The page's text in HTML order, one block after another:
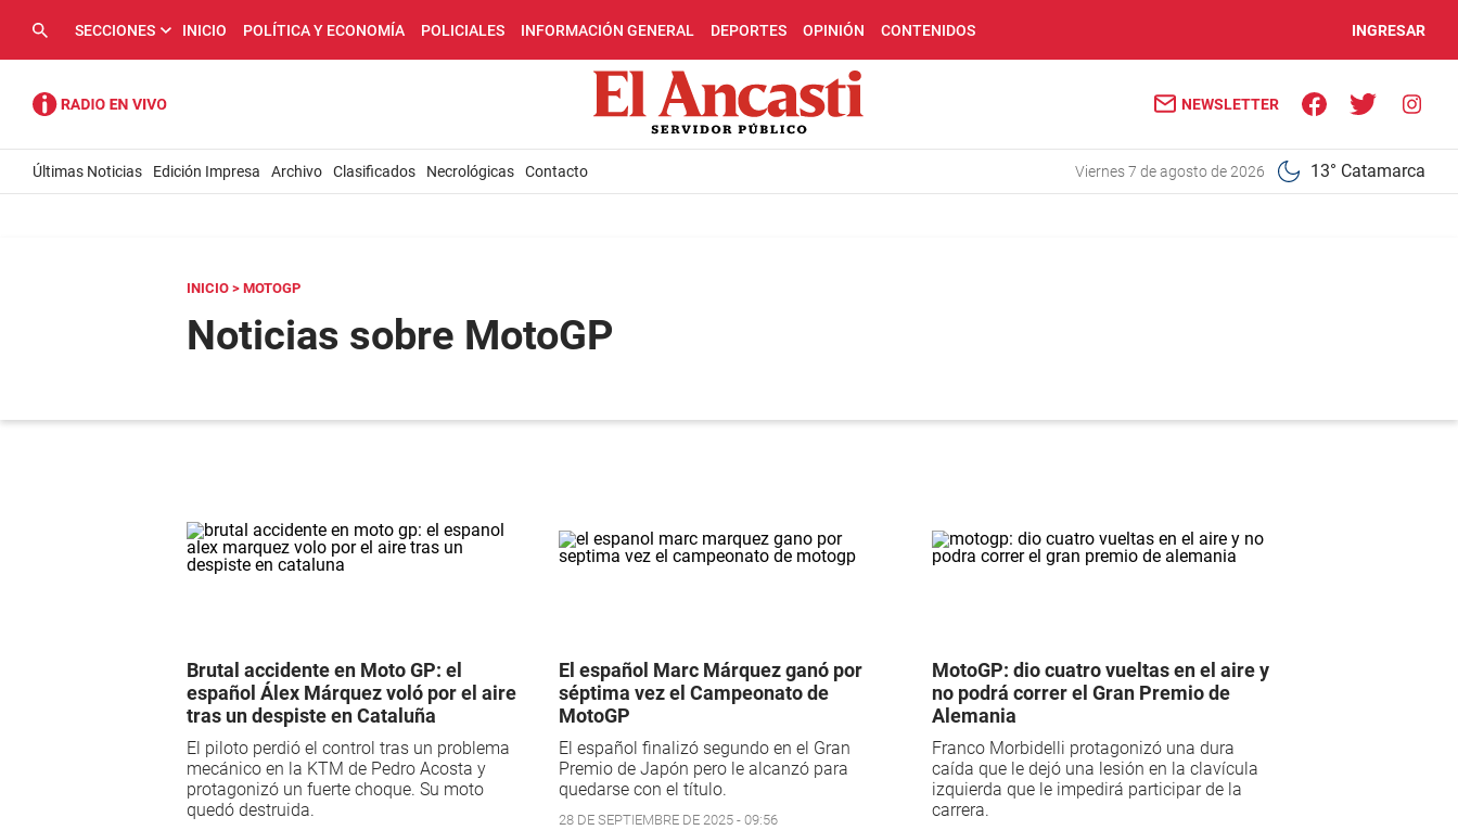
SECCIONES INICIO POLÍTICA Y ECONOMÍA POLICIALES INFORMACIÓN GENERAL DEPORTES OPINIÓN CONTENIDOS INGRESAR
NEWSLETTER
Últimas Noticias Edición Impresa Archivo Clasificados Necrológicas Contacto viernes 7 de agosto de 2026 13° Catamarca
INICIO > MOTOGP
Noticias sobre MotoGP
Brutal accidente en Moto GP: el
español Álex Márquez voló por el aire
tras un despiste en Cataluña
El piloto perdió el control tras un problema
mecánico en la KTM de Pedro Acosta y
protagonizó un fuerte choque. Su moto
quedó destruida.
El español Marc Márquez ganó por
séptima vez el Campeonato de
MotoGP
El español finalizó segundo en el Gran
Premio de Japón pero le alcanzó para
quedarse con el título.
28 DE SEPTIEMBRE DE 2025 - 09:56
MotoGP: dio cuatro vueltas en el aire y
no podrá correr el Gran Premio de
Alemania
Franco Morbidelli protagonizó una dura
caída que le dejó una lesión en la clavícula
izquierda que le impedirá participar de la
carrera.